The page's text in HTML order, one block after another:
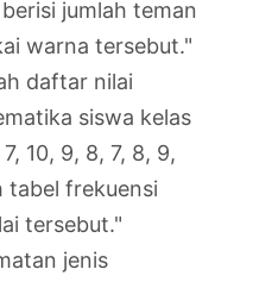
jumlah teman
warna tersebut."
daftar nilai
siswa kelas
10, 9, 8, 7, 8, 9,
tabel frekuensi
tersebut."
jenis